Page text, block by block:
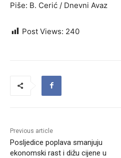
Piše: B. Cerić / Dnevni Avaz
Post Views: 240
Previous article
Posljedice poplava smanjuju
ekonomski rast i dižu cijene u